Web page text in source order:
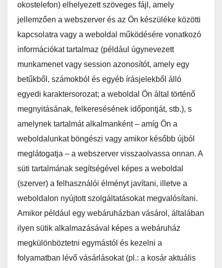
okostelefon) elhelyezett szöveges fájl, amely
jellemzően a webszerver és az Ön készüléke közötti
kapcsolatra vagy a weboldal működésére vonatkozó
információkat tartalmaz (például úgynevezett
munkamenet vagy session azonosítót, amely egy
betűkből, számokból és egyéb írásjelekből álló
egyedi karaktersorozat; a weboldal Ön által történő
megnyitásának, felkeresésének időpontját, stb.), s
amelynek tartalmát alkalmanként – amíg Ön a
weboldalunkat böngészi vagy amikor később újból
meglátogatja – a webszerver visszaolvassa onnan. A
süti tartalmának segítségével képes a weboldal
(szerver) a felhasználói élményt javítani, illetve a
weboldalon nyújtott szolgáltatásokat megvalósítani.
Amikor például egy webáruházban vásárol, általában
ilyen sütik alkalmazásával képes a webáruház
megkülönböztetni egymástól és kezelni a
folyamatban lévő vásárlásokat (pl.: a kosár aktuális